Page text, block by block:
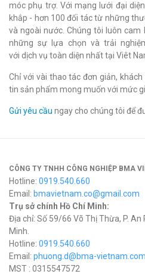
móc phụ trợ. Với mạng lưới đại
khắp - hơn 100 đối tác từ những
và ngoài nước. Chúng tôi luôn cam
những sự lựa chọn và trải
với dịch vụ toàn diện nhất tại Viêt
Chỉ với vài thao tác đơn giản,
tin sản phẩm mong muốn với mức
Gửi yêu cầu ngay cho chúng tôi để
CÔNG TY TNHH CÔNG NGHIỆP BMA
Hotline: 0919.540.660
Email: bmavietnam.co@gmail.com
Trụ sở chính Hồ Chí Minh:
Địa chỉ: Số 59/66 Võ Thị Thừa, P. An
Minh.
Hotline: 0919.540.660
Email: phuong.d@bma-vietnam.com
MST : 0315547572